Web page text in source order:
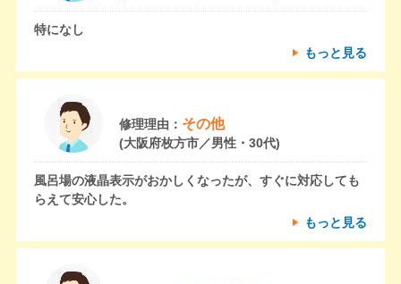
特になし
もっと見る
修理理由： その他
(大阪府枚方市／男性・30代)
風呂場の液晶表示がおかしくなったが、すぐに対応しても
らえて安心した。
もっと見る